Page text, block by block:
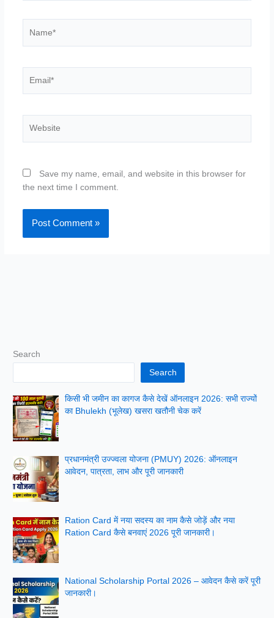
Save my name, email, and website in this browser for
the next time I comment.
Search
Search
किसी भी जमीन का कागज कैसे देखें ऑनलाइन 2026: सभी राज्यों
का Bhulekh (भूलेख) खसरा खतौनी चेक करें
प्रधानमंत्री उज्ज्वला योजना (PMUY) 2026: ऑनलाइन
आवेदन, पात्रता, लाभ और पूरी जानकारी
Ration Card में नया सदस्य का नाम कैसे जोड़ें और नया
Ration Card कैसे बनवाएं 2026 पूरी जानकारी।
National Scholarship Portal 2026 – आवेदन कैसे करें पूरी
जानकारी।